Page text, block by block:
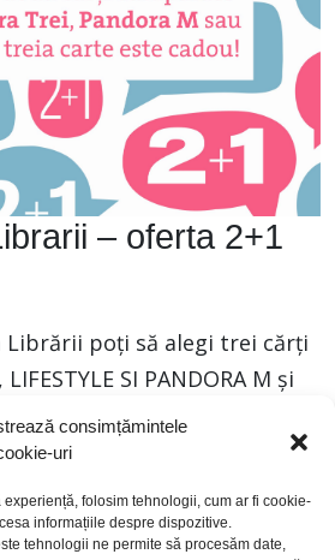
consimțămintele
uri
experiență, folosim tehnologii, cum ar fi cookie-
informațiile despre dispozitive.
tehnologii ne permite să procesăm date,
– oferta 2+1
Librării poţi să alegi trei cărţi
SI PANDORA M şi
Noi îţi facem codou una
cu drag. Dacă nu
prea târziu!